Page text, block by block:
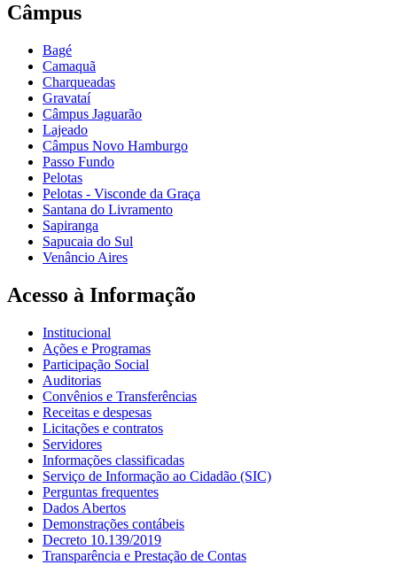
Câmpus
Bagé
Camaquã
Charqueadas
Gravataí
Câmpus Jaguarão
Lajeado
Câmpus Novo Hamburgo
Passo Fundo
Pelotas
Pelotas - Visconde da Graça
Santana do Livramento
Sapiranga
Sapucaia do Sul
Venâncio Aires
Acesso à Informação
Institucional
Ações e Programas
Participação Social
Auditorias
Convênios e Transferências
Receitas e despesas
Licitações e contratos
Servidores
Informações classificadas
Serviço de Informação ao Cidadão (SIC)
Perguntas frequentes
Dados Abertos
Demonstrações contábeis
Decreto 10.139/2019
Transparência e Prestação de Contas